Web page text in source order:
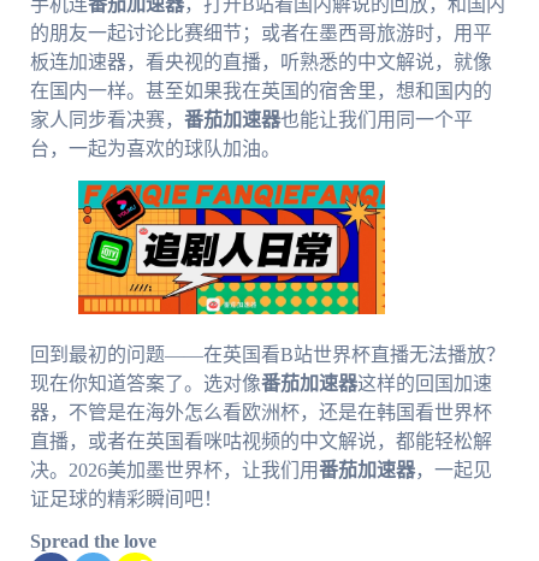
的朋友一起讨论比赛细节；或者在墨西哥旅游时，用平
板连加速器，看央视的直播，听熟悉的中文解说，就像
在国内一样。甚至如果我在英国的宿舍里，想和国内的
家人同步看决赛， 番茄加速器也能让我们用同一个平
台，一起为喜欢的球队加油。
回到最初的问题——在英国看B站世界杯直播无法播放？
现在你知道答案了。选对像番茄加速器这样的回国加速
器，不管是在海外怎么看欧洲杯，还是在韩国看世界杯
直播，或者在英国看咪咕视频的中文解说，都能轻松解
决。2026美加墨世界杯，让我们用番茄加速器，一起见
证足球的精彩瞬间吧！
Spread the love